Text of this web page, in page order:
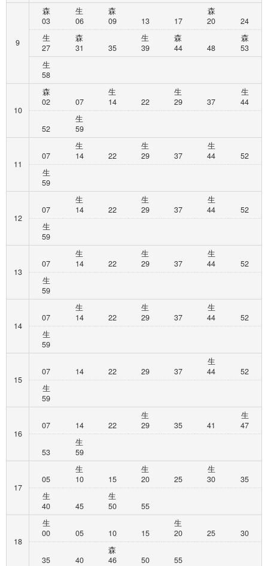
9
森
03
生
06
森
09
13 17
森
20
24
生
27
森
31
35
生
39
森
44
48
森
53
生
58
10
森
02
07
生
14
22
生
29
37
生
44
52
生
59
11
07
生
14
22
生
29
37
生
44
52
生
59
12
07
生
14
22
生
29
37
生
44
52
生
59
13
07
生
14
22
生
29
37
生
44
52
生
59
14
07
生
14
22
生
29
37
生
44
52
生
59
15
07 14 22 29 37
生
44
52
生
59
16
07 14 22
生
29
35 41
生
47
53
生
59
17
05
生
10
15
生
20
25
生
30
35
生
40
45
生
50
55
18
生
00
05 10 15
生
20
25 30
35 40
森
46
50 55